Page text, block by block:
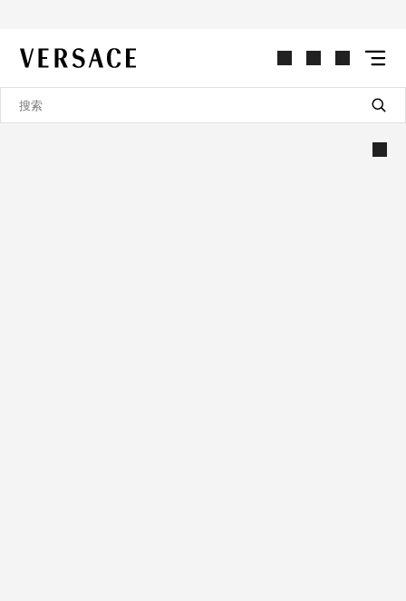
VERSACE | 主页